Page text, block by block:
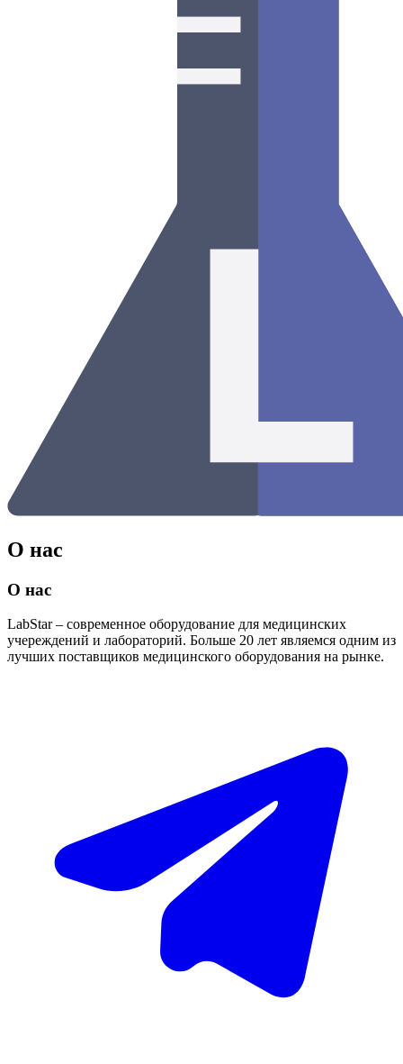
О нас
О нас
LabStar – современное оборудование для медицинских
учереждений и лабораторий. Больше 20 лет являемся одним из
лучших поставщиков медицинского оборудования на рынке.